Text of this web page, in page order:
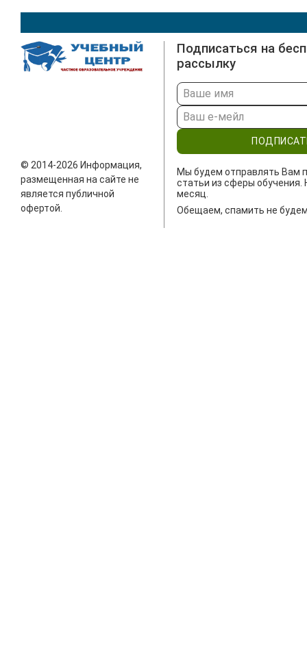
© 2014-2026 Информация,
размещенная на сайте не
является публичной
офертой.
Подписаться на
рассылку
Мы будем отправлять Вам
статьи из сферы обучения.
месяц.
Обещаем, спамить не